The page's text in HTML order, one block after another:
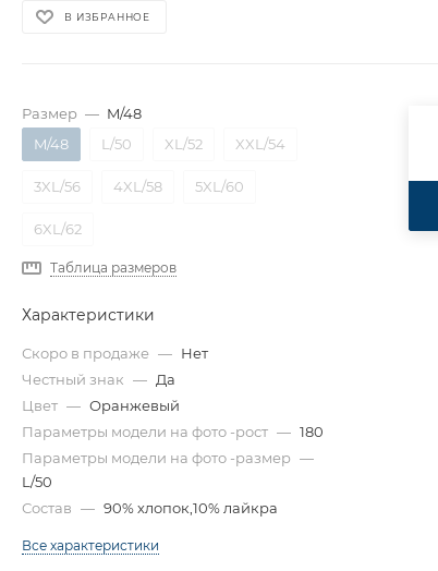
В ИЗБРАННОЕ
Размер — M/48
M/48
L/50 XL/52 XXL/54
3XL/56 4XL/58 5XL/60
6XL/62
Таблица размеров
Характеристики
Скоро в продаже — Нет
Честный знак — Да
Цвет — Оранжевый
Параметры модели на фото -рост — 180
Параметры модели на фото -размер —
L/50
Состав — 90% хлопок,10% лайкра
Все характеристики